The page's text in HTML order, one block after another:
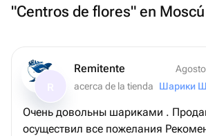
"Centros de flores" en Moscú
Remitente
acerca de la tienda
Очень довольны шариками .
осуществил все пожелания Рекомендую